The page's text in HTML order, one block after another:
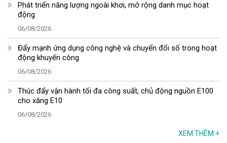
Phát triển năng lượng ngoài khơi, mở rộng danh mục hoạt
động
06/08/2026
Đẩy mạnh ứng dụng công nghệ và chuyển đổi số trong hoạt
động khuyến công
06/08/2026
Thúc đẩy vận hành tối đa công suất, chủ động nguồn E100
cho xăng E10
06/08/2026
XEM THÊM +